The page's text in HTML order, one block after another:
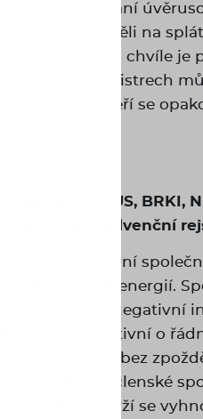
při posuzování
zapomněli na
bát, že od této chvíle je
Ověření v registrech
dlužníkům, kteří se
registry SOLUS, BRKI,
exekucí a insolvenční
i nebankovní
i distributoři energií.
jen negativní
ale i pozitivní o
závazků (bez
dodávají členské
chrání a snaží se